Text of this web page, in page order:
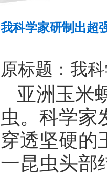
我科学家研制出超
原标题：我
亚洲玉米
虫。科学家
穿透坚硬的
一昆虫头部